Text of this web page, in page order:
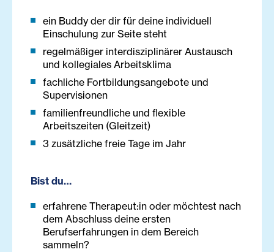
ein Buddy der dir für deine individuell
Einschulung zur Seite steht
regelmäßiger interdisziplinärer Austausch
und kollegiales Arbeitsklima
fachliche Fortbildungsangebote und
Supervisionen
familienfreundliche und flexible
Arbeitszeiten (Gleitzeit)
3 zusätzliche freie Tage im Jahr
Bist du…
erfahrene Therapeut:in oder möchtest nach
dem Abschluss deine ersten
Berufserfahrungen in dem Bereich
sammeln?